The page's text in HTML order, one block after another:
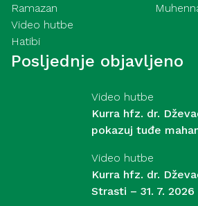
Ramazan
Video hutbe
Hatibi
Posljednje objavljeno
Video hutbe
Kurra hfz. dr.
pokazuj tuđe
Video hutbe
Kurra hfz. dr.
Strasti – 31. 7. 2026